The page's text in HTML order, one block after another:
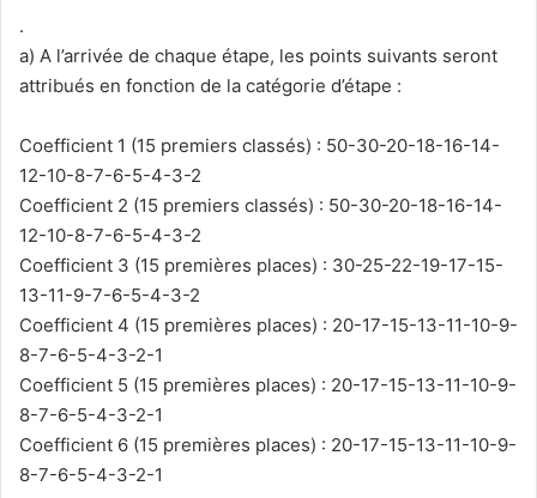
.
a) A l’arrivée de chaque étape, les points suivants seront
attribués en fonction de la catégorie d’étape :
Coefficient 1 (15 premiers classés) : 50-30-20-18-16-14-
12-10-8-7-6-5-4-3-2
Coefficient 2 (15 premiers classés) : 50-30-20-18-16-14-
12-10-8-7-6-5-4-3-2
Coefficient 3 (15 premières places) : 30-25-22-19-17-15-
13-11-9-7-6-5-4-3-2
Coefficient 4 (15 premières places) : 20-17-15-13-11-10-9-
8-7-6-5-4-3-2-1
Coefficient 5 (15 premières places) : 20-17-15-13-11-10-9-
8-7-6-5-4-3-2-1
Coefficient 6 (15 premières places) : 20-17-15-13-11-10-9-
8-7-6-5-4-3-2-1